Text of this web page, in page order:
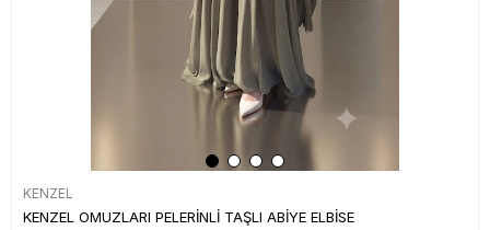
KENZEL
KENZEL OMUZLARI PELERİNLİ TAŞLI ABİYE ELBİSE